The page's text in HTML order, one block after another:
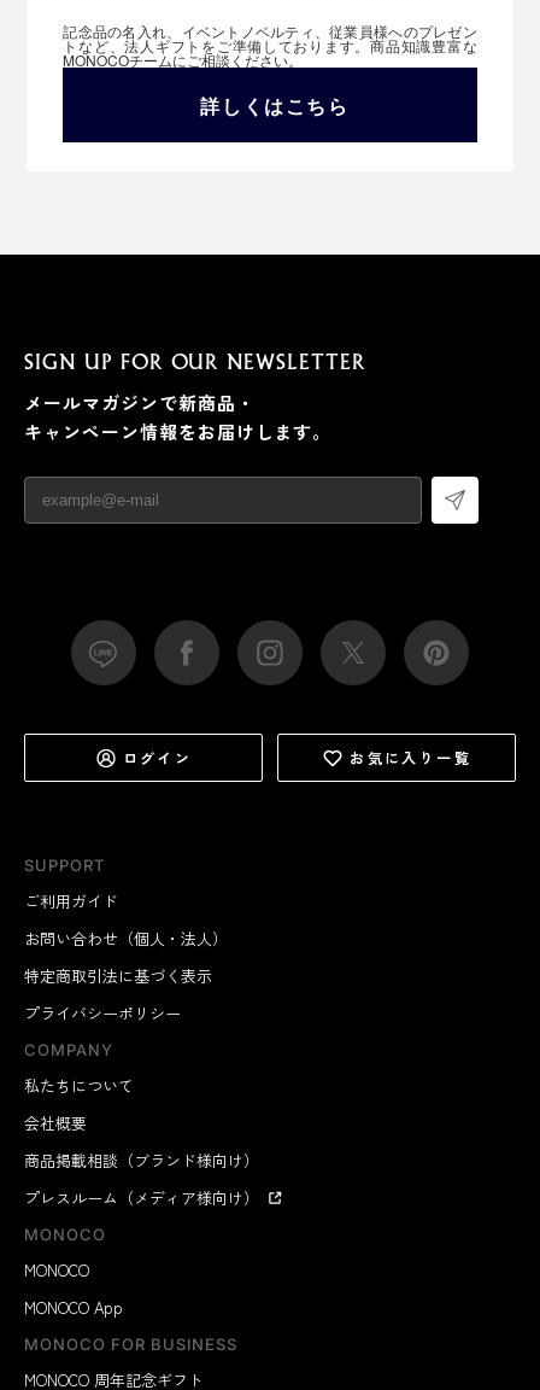
記念品の名入れ、イベントノベルティ、従業員様へのプレゼン
トなど、法人ギフトをご準備しております。商品知識豊富な
MONOCOチームにご相談ください。
詳しくはこちら
SUPPORT
ご利用ガイド
お問い合わせ（個人・法人）
特定商取引法に基づく表示
プライバシーポリシー
COMPANY
私たちについて
会社概要
商品掲載相談（ブランド様向け）
プレスルーム（メディア様向け）
MONOCO
MONOCO
MONOCO App
MONOCO FOR BUSINESS
MONOCO 周年記念ギフト
SIGN UP FOR OUR NEWSLETTER
メールマガジンで新商品・
キャンペーン情報をお届けします。
ログイン お気に入り一覧